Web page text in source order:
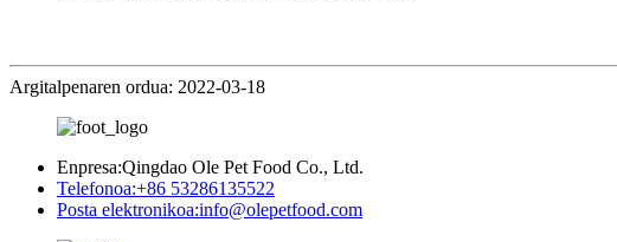
Argitalpenaren ordua: 2022-03-18
Enpresa:Qingdao Ole Pet Food Co., Ltd.
Telefonoa:+86 53286135522
Posta elektronikoa:info@olepetfood.com